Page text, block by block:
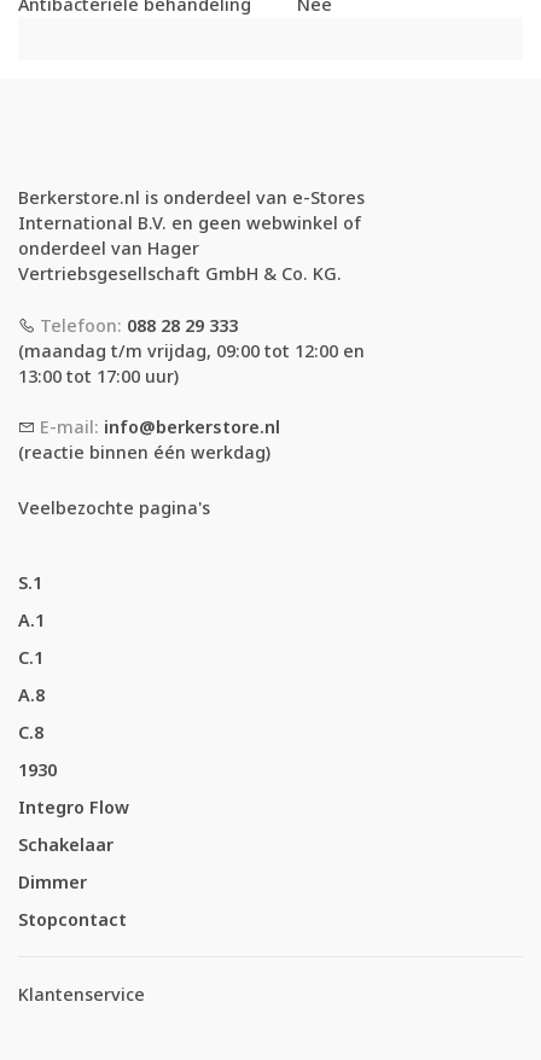
Berkerstore.nl is onderdeel van e-Stores
International B.V. en geen webwinkel of
onderdeel van Hager
Vertriebsgesellschaft GmbH & Co. KG.
Telefoon: 088 28 29 333
(maandag t/m vrijdag, 09:00 tot 12:00 en
13:00 tot 17:00 uur)
E-mail: info@berkerstore.nl
(reactie binnen één werkdag)
Veelbezochte pagina's
S.1
A.1
C.1
A.8
C.8
1930
Integro Flow
Schakelaar
Dimmer
Stopcontact
Klantenservice